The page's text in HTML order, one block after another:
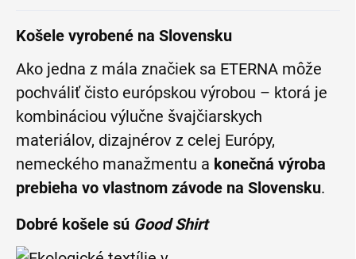
Košele vyrobené na Slovensku
Ako jedna z mála značiek sa ETERNA môže
pochváliť čisto európskou výrobou – ktorá je
kombináciou výlučne švajčiarskych
materiálov, dizajnérov z celej Európy,
nemeckého manažmentu a konečná výroba
prebieha vo vlastnom závode na Slovensku.
Dobré košele sú Good Shirt